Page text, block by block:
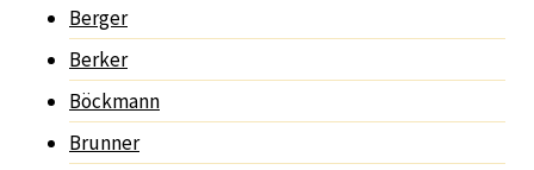
Berger
Berker
Böckmann
Brunner